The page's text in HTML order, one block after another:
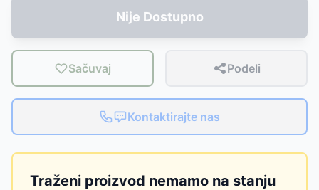
Nije Dostupno
Sačuvaj Podeli
Kontaktirajte nas
Traženi proizvod nemamo na stanju